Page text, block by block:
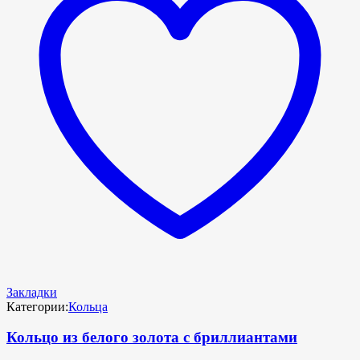
Закладки
Категории:Кольца
Кольцо из белого золота с бриллиантами